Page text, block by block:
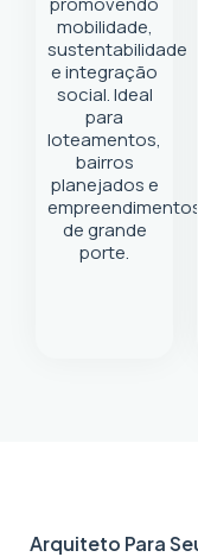
mobilidade,
sustentabilidade
e integração
social. Ideal
para
loteamentos,
bairros
planejados e
empreendimentos
de grande
porte.
Arquiteto Para